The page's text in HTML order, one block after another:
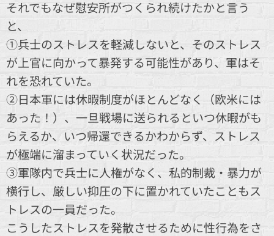
それでもなぜ慰安所がつくられ続けたかと言う
と、
①兵士のストレスを軽減しないと、そのストレス
が上官に向かって暴発する可能性があり、軍はそ
れを恐れていた。
②日本軍には休暇制度がほとんどなく（欧米には
あった！）、一旦戦場に送られるといつ休暇がも
らえるか、いつ帰還できるかわからず、ストレス
が極端に溜まっていく状況だった。
③軍隊内で兵士に人権がなく、私的制裁・暴力が
横行し、厳しい抑圧の下に置かれていたこともス
トレスの一員だった。
こうしたストレスを発散させるために性行為をさ